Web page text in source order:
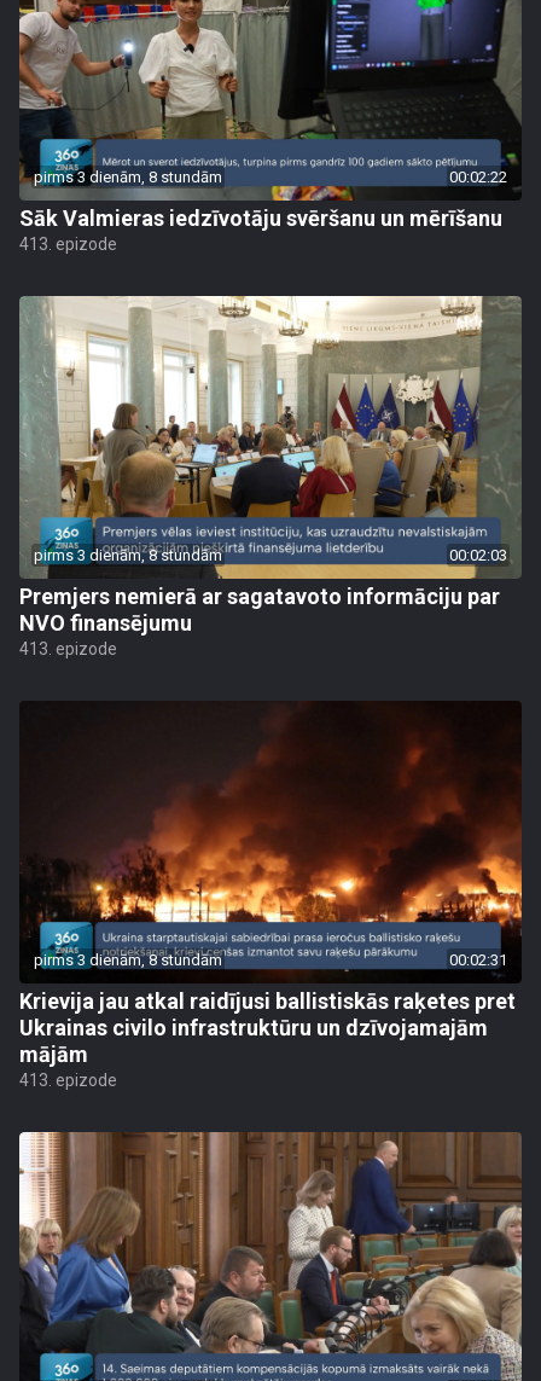
pirms 3 dienām, 8 stundām 00:02:22
Sāk Valmieras iedzīvotāju svēršanu un mērīšanu
413. epizode
pirms 3 dienām, 8 stundām 00:02:03
Premjers nemierā ar sagatavoto informāciju par
NVO finansējumu
413. epizode
pirms 3 dienām, 8 stundām 00:02:31
Krievija jau atkal raidījusi ballistiskās raķetes pret
Ukrainas civilo infrastruktūru un dzīvojamajām
mājām
413. epizode